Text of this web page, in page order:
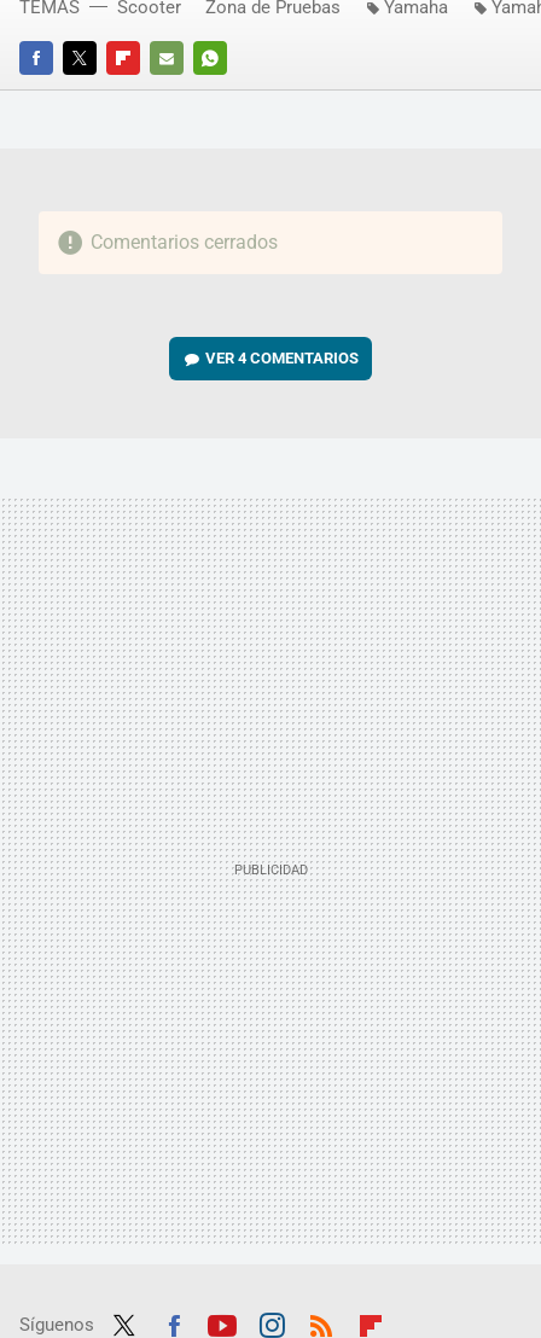
FACEBOOKTWITTERFLIPBOARD
E-
WHATSAPP
TEMAS Scooter Zona de Pruebas Yamaha
Comentarios cerrados
VER4 COMENTARIOS
Síguenos